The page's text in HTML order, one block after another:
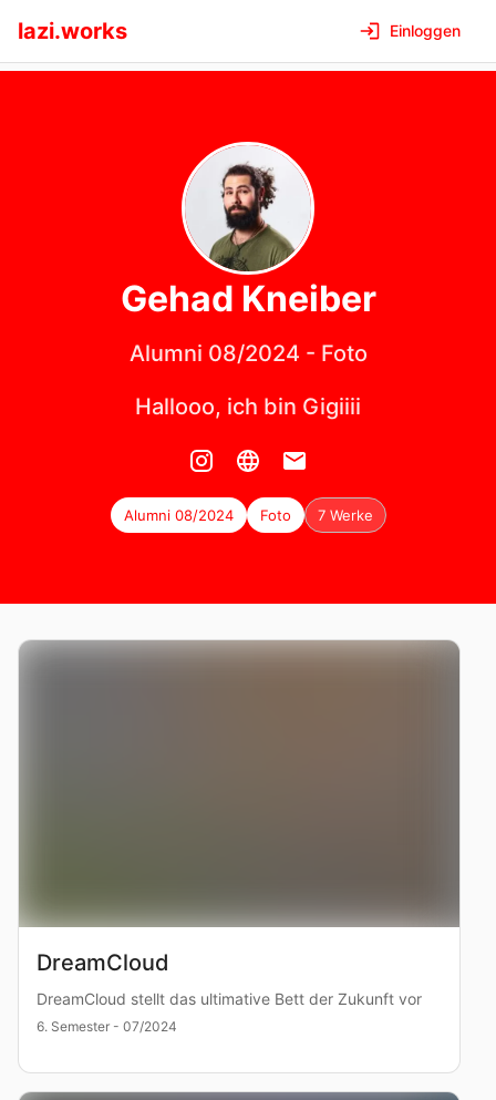
lazi.works Einloggen
Gehad Kneiber
Alumni 08/2024 - Foto
Hallooo, ich bin Gigiiii
Alumni 08/2024 Foto 7 Werke
DreamCloud
DreamCloud stellt das ultimative Bett der Zukunft vor
6. Semester - 07/2024